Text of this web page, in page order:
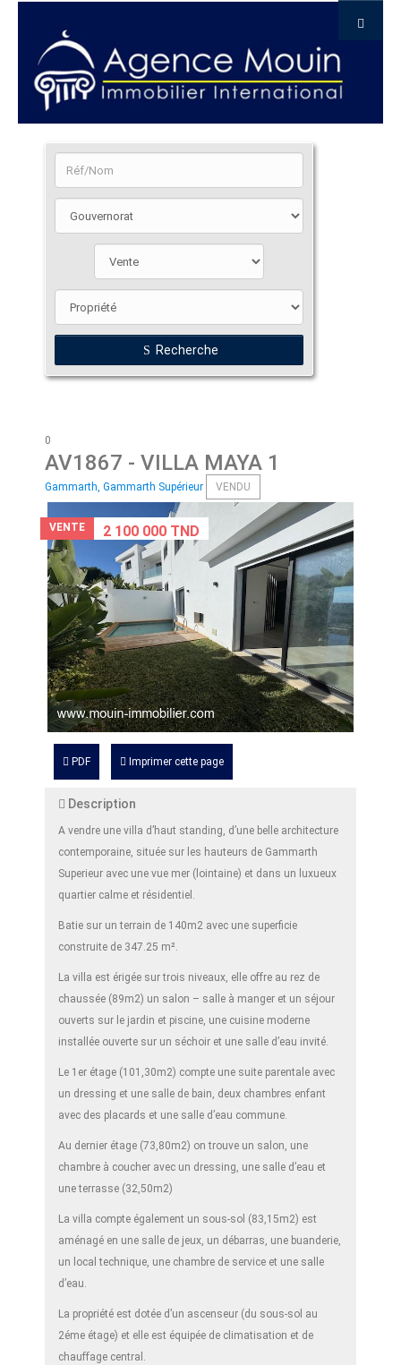
Recherche
0
AV1867 - VILLA MAYA 1
Gammarth, Gammarth Supérieur VENDU
VENTE 2 100 000 TND
PDF Imprimer cette page
Description
A vendre une villa d’haut standing, d’une belle architecture
contemporaine, située sur les hauteurs de Gammarth
Superieur avec une vue mer (lointaine) et dans un luxueux
quartier calme et résidentiel.
Batie sur un terrain de 140m2 avec une superficie
construite de 347.25 m².
La villa est érigée sur trois niveaux, elle offre au rez de
chaussée (89m2) un salon – salle à manger et un séjour
ouverts sur le jardin et piscine, une cuisine moderne
installée ouverte sur un séchoir et une salle d’eau invité.
Le 1er étage (101,30m2) compte une suite parentale avec
un dressing et une salle de bain, deux chambres enfant
avec des placards et une salle d’eau commune.
Au dernier étage (73,80m2) on trouve un salon, une
chambre à coucher avec un dressing, une salle d’eau et
une terrasse (32,50m2)
La villa compte également un sous-sol (83,15m2) est
aménagé en une salle de jeux, un débarras, une buanderie,
un local technique, une chambre de service et une salle
d’eau.
La propriété est dotée d’un ascenseur (du sous-sol au
2éme étage) et elle est équipée de climatisation et de
chauffage central.